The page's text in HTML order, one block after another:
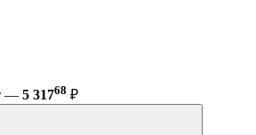
— 5 31768 ₽